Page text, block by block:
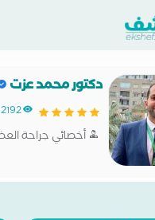
دكتور محمد عزت
2192
أخصائي جراحة